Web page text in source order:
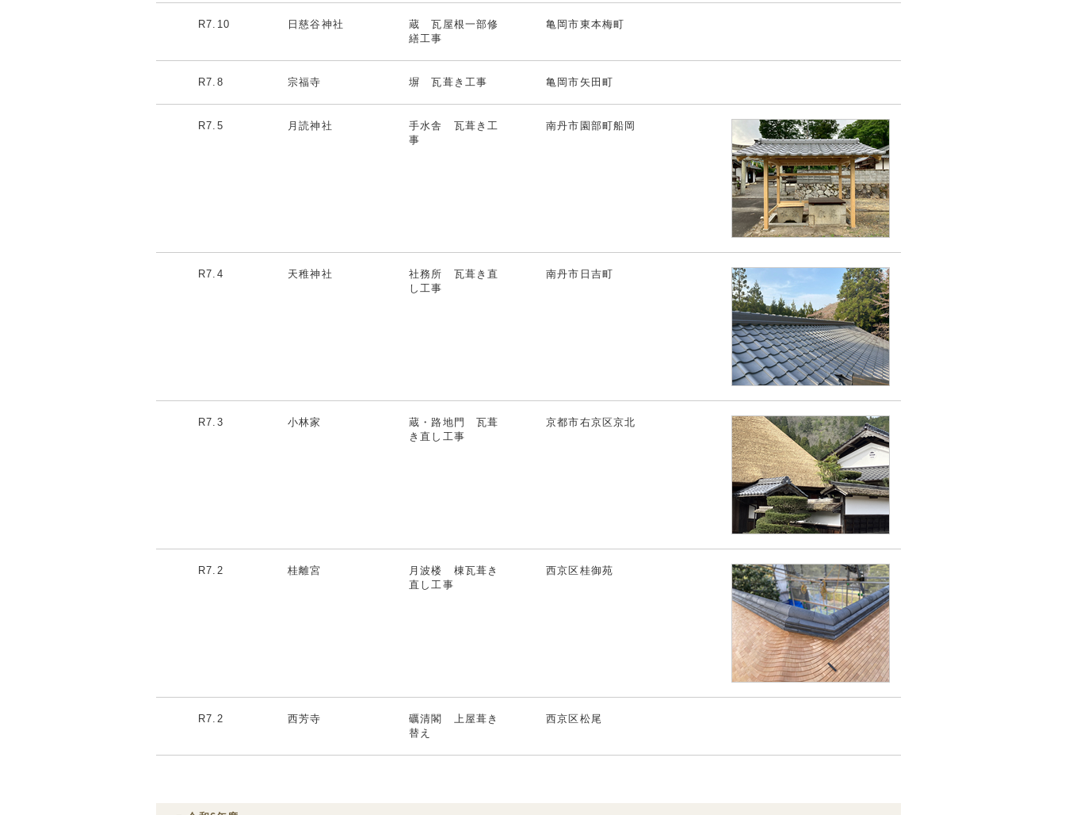
R7.10 日慈谷神社
蔵 瓦屋根一部修
繕工事
亀岡市東本梅町
R7.8 宗福寺 塀 瓦葺き工事 亀岡市矢田町
R7.5 月読神社
手水舎 瓦葺き工
事
南丹市園部町船岡
R7.4 天稚神社
社務所 瓦葺き直
し工事
南丹市日吉町
R7.3 小林家
蔵・路地門 瓦葺
き直し工事
京都市右京区京北
R7.2 桂離宮
月波楼 棟瓦葺き
直し工事
西京区桂御苑
R7.2 西芳寺
礪清閣 上屋葺き
替え
西京区松尾